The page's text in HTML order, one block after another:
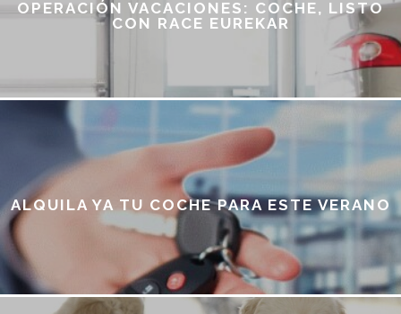
‘PON A CERO TU CONSUMO AL
VOLANTE’, ÉXITO TOTAL
OPERACIÓN VACACIONES: COCHE, LISTO
CON RACE EUREKAR